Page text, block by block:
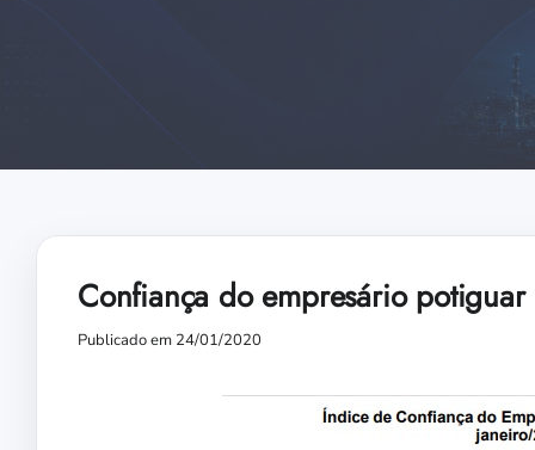
Confiança do empresário
Publicado em 24/01/2020